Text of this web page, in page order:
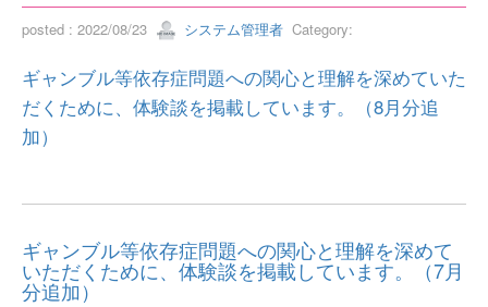
posted : 2022/08/23 システム管理者 Category:
ギャンブル等依存症問題への関心と理解を深めていた
だくために、体験談を掲載しています。（8月分追
加）
ギャンブル等依存症問題への関心と理解を深めて
いただくために、体験談を掲載しています。（7月
分追加）